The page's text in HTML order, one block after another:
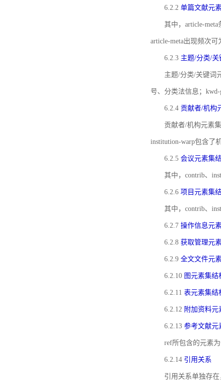
6.2.2 单篇文献元
其中，article-
article-meta出现频次可
6.2.3 主题/分类/
主题/分类/关键词
号、分类法信息；
6.2.4 贡献者/机构
贡献者/机构元素
institution-warp包含了
6.2.5 会议元素集
其中，contrib、
6.2.6 项目元素集
其中，contrib、
6.2.7 操作信息元
6.2.8 获取管理元
6.2.9 全文文件元
6.2.10 图元素集结
6.2.11 表元素集结
6.2.12 附加资料元
6.2.13 参考文献元
ref所包含的元素
6.2.14 引用关系
引用关系单独存